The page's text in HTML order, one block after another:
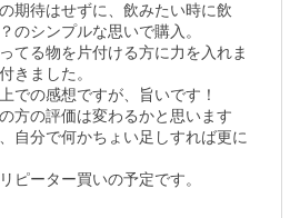
期待はせずに、飲みたい時に飲
のシンプルな思いで購入。
てる物を片付ける方に力を入れま
きました。
での感想ですが、旨いです！
方の評価は変わるかと思います
自分で何かちょい足しすれば更に
ピーター買いの予定です。